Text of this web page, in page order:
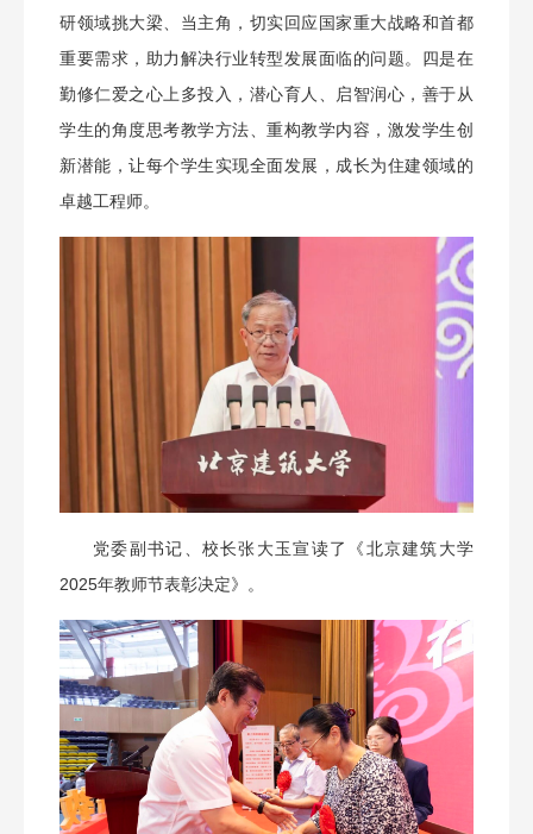
研领域挑大梁、当主角，切实回应国家重大战略和首都
重要需求，助力解决行业转型发展面临的问题。四是在
勤修仁爱之心上多投入，潜心育人、启智润心，善于从
学生的角度思考教学方法、重构教学内容，激发学生创
新潜能，让每个学生实现全面发展，成长为住建领域的
卓越工程师。
党委副书记、校长张大玉宣读了《北京建筑大学
2025年教师节表彰决定》。